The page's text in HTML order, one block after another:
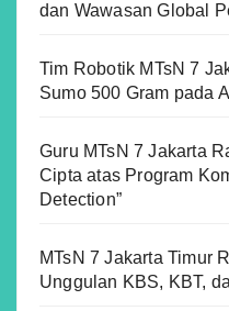
dan Wawasan Global
Tim Robotik MTsN 7
Sumo 500 Gram pada
Guru MTsN 7 Jakarta
Cipta atas Program
Detection”
MTsN 7 Jakarta Timur
Unggulan KBS, KBT,